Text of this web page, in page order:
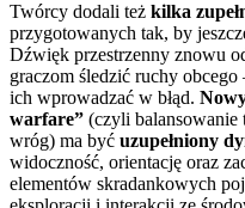
Twórcy dodali też kilka
przygotowanych tak, by
Dźwięk przestrzenny znowu
graczom śledzić ruchy
ich wprowadzać w błąd.
warfare” (czyli balansowanie
wróg) ma być uzupełniony
widoczność, orientację oraz
elementów skradankowych